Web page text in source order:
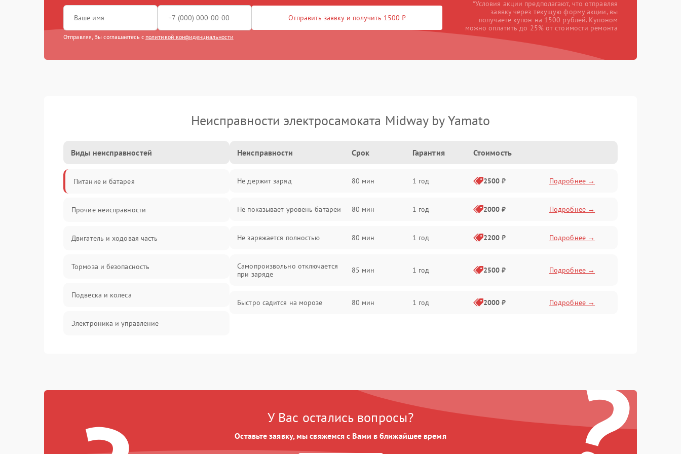
Отправить заявку и получить 1500 ₽
Отправляя, Вы соглашаетесь с политикой конфиденциальности
*Условия акции предполагают, что отправляя
заявку через текущую форму акции, вы
получаете купон на 1500 рублей. Купоном
можно оплатить до 25% от стоимости ремонта
Неисправности электросамоката Midway by Yamato
Виды неисправностей
Питание и батарея
Прочие неисправности
Двигатель и ходовая часть
Тормоза и безопасность
Подвеска и колеса
Электроника и управление
Батарея
Неисправности Срок Гарантия Стоимость
Не держит заряд 80 мин 1 год 2500 ₽ Подробнее →
Не показывает уровень батареи 80 мин 1 год 2000 ₽ Подробнее →
Не заряжается полностью 80 мин 1 год 2200 ₽ Подробнее →
Самопроизвольно отключается
при заряде
85 мин 1 год 2500 ₽ Подробнее →
Быстро садится на морозе 80 мин 1 год 2000 ₽ Подробнее →
У Вас остались вопросы?
Оставьте заявку, мы свяжемся с Вами в ближайшее время